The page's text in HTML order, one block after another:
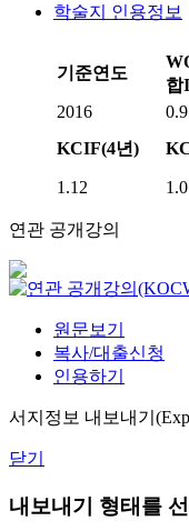
학술지 인용정보
기준연도
합
2016
KCIF(4년)
1.12
연관 공개강의
원문보기
복사/대출신청
인용하기
서지정보 내보내기
닫기
내보내기 형태를